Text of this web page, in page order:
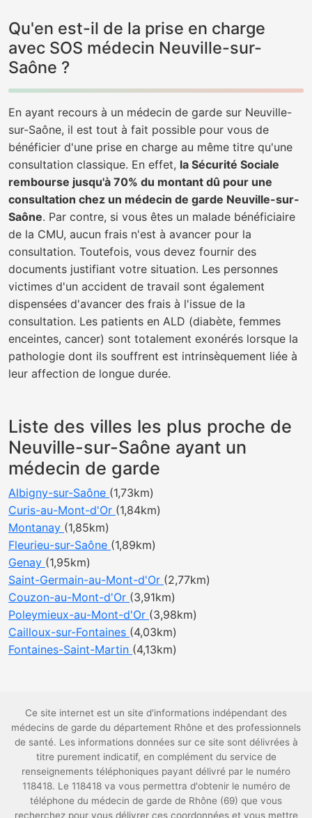
Qu'en est-il de la prise en charge
avec SOS médecin Neuville-sur-
Saône ?
En ayant recours à un médecin de garde sur Neuville-
sur-Saône, il est tout à fait possible pour vous de
bénéficier d'une prise en charge au même titre qu'une
consultation classique. En effet, la Sécurité Sociale
rembourse jusqu'à 70% du montant dû pour une
consultation chez un médecin de garde Neuville-sur-
Saône. Par contre, si vous êtes un malade bénéficiaire
de la CMU, aucun frais n'est à avancer pour la
consultation. Toutefois, vous devez fournir des
documents justifiant votre situation. Les personnes
victimes d'un accident de travail sont également
dispensées d'avancer des frais à l'issue de la
consultation. Les patients en ALD (diabète, femmes
enceintes, cancer) sont totalement exonérés lorsque la
pathologie dont ils souffrent est intrinsèquement liée à
leur affection de longue durée.
Liste des villes les plus proche de
Neuville-sur-Saône ayant un
médecin de garde
Albigny-sur-Saône (1,73km)
Curis-au-Mont-d'Or (1,84km)
Montanay (1,85km)
Fleurieu-sur-Saône (1,89km)
Genay (1,95km)
Saint-Germain-au-Mont-d'Or (2,77km)
Couzon-au-Mont-d'Or (3,91km)
Poleymieux-au-Mont-d'Or (3,98km)
Cailloux-sur-Fontaines (4,03km)
Fontaines-Saint-Martin (4,13km)
Ce site internet est un site d'informations indépendant des
médecins de garde du département Rhône et des professionnels
de santé. Les informations données sur ce site sont délivrées à
titre purement indicatif, en complément du service de
renseignements téléphoniques payant délivré par le numéro
118418. Le 118418 va vous permettra d'obtenir le numéro de
téléphone du médecin de garde de Rhône (69) que vous
recherchez pour vous délivrer ces coordonnées et vous mettre